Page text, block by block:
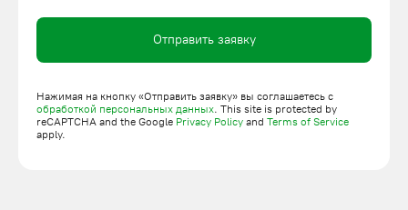
Отправить заявку
Нажимая на кнопку «Отправить заявку» вы соглашаетесь с
обработкой персональных данных. This site is protected by
reCAPTCHA and the Google Privacy Policy and Terms of Service
apply.